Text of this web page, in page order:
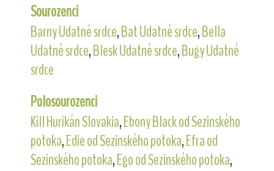
Sourozenci
Barny Udatné srdce,Bat Udatné srdce,Bella
Udatné srdce,Blesk Udatné srdce,Bugy Udatné
srdce
Polosourozenci
Kill Hurikán Slovakia,Ebony Black od Sezinského
potoka,Edie od Sezinského potoka,Efra od
Sezinského potoka,Ego od Sezinského potoka,